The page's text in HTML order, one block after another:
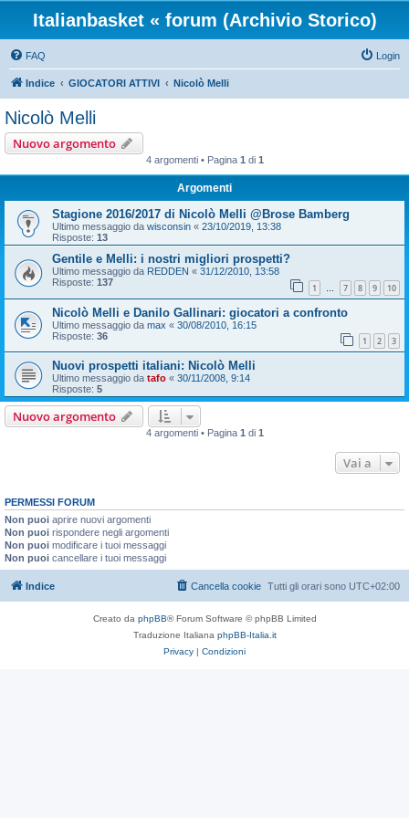
Italianbasket « forum (Archivio Storico)
FAQ Login
Indice GIOCATORI ATTIVI Nicolò Melli
Nicolò Melli
Nuovo argomento
4 argomenti • Pagina 1 di 1
Argomenti
Stagione 2016/2017 di Nicolò Melli @Brose Bamberg
Ultimo messaggio da wisconsin « 23/10/2019, 13:38
Risposte: 13
Gentile e Melli: i nostri migliori prospetti?
Ultimo messaggio da REDDEN « 31/12/2010, 13:58
Risposte: 137 1 … 7 8 9 10
Nicolò Melli e Danilo Gallinari: giocatori a confronto
Ultimo messaggio da max « 30/08/2010, 16:15
Risposte: 36 1 2 3
Nuovi prospetti italiani: Nicolò Melli
Ultimo messaggio da tafo « 30/11/2008, 9:14
Risposte: 5
Nuovo argomento
4 argomenti • Pagina 1 di 1
Vai a
PERMESSI FORUM
Non puoi aprire nuovi argomenti
Non puoi rispondere negli argomenti
Non puoi modificare i tuoi messaggi
Non puoi cancellare i tuoi messaggi
Indice Tutti gli orari sono UTC+02:00
Cancella cookie
Creato da phpBB® Forum Software © phpBB Limited
Traduzione Italiana phpBB-Italia.it
Privacy | Condizioni